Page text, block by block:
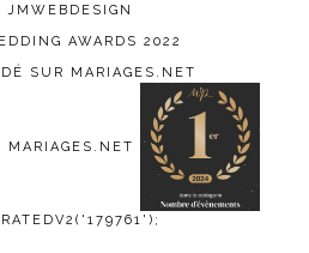
JMWEBDESIGN